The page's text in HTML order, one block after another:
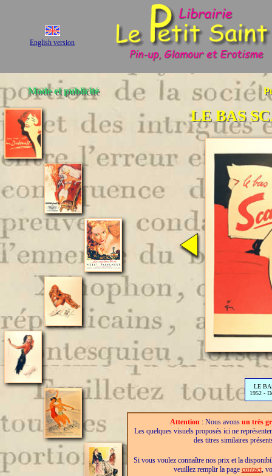
English version
Mode et publicité
LE BAS
LE
1952 -
Attention : Nous avons un très
Les quelques visuels proposés ici ne
des titres similaires
Si vous voulez connaître nos prix et la
veuillez remplir la page contact,